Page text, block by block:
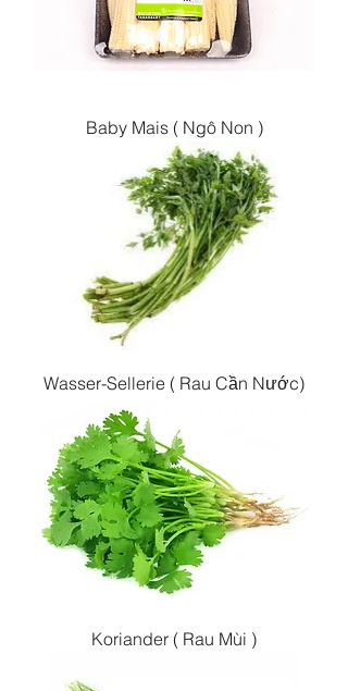
Baby Mais ( Ngô Non )
Wasser-Sellerie ( Rau Cần Nước)
Koriander ( Rau Mùi )